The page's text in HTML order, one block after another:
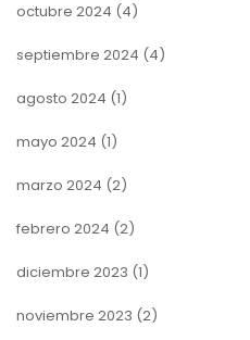
octubre 2024 (4)
septiembre 2024 (4)
agosto 2024 (1)
mayo 2024 (1)
marzo 2024 (2)
febrero 2024 (2)
diciembre 2023 (1)
noviembre 2023 (2)